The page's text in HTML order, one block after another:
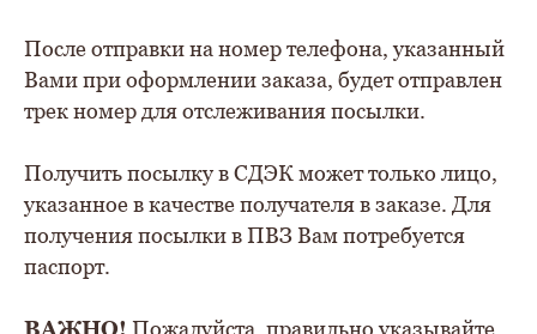
После отправки на номер телефона, указанный
Вами при оформлении заказа, будет отправлен
трек номер для отслеживания посылки.
Получить посылку в СДЭК может только лицо,
указанное в качестве получателя в заказе. Для
получения посылки в ПВЗ Вам потребуется
паспорт.
ВАЖНО! Пожалуйста, правильно указывайте